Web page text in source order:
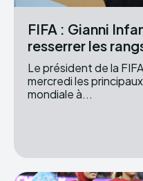
FIFA : Gianni
resserrer les
Le président de la
mercredi les
mondiale à...